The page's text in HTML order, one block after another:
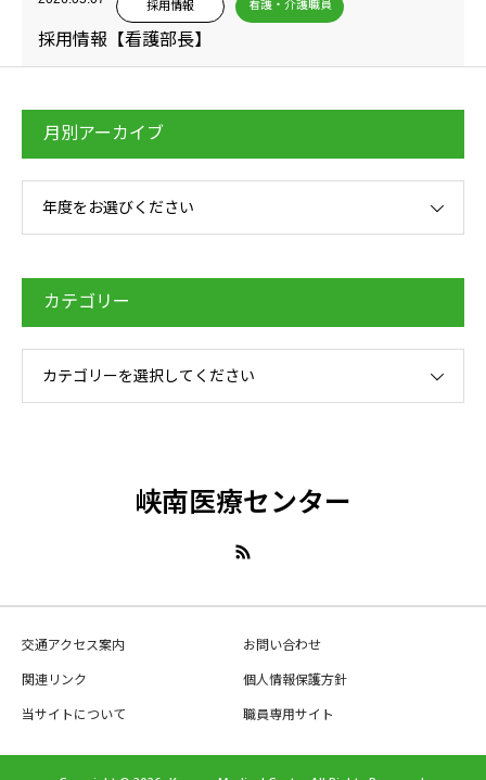
採用情報 看護・介護職員
採用情報【看護部長】
月別アーカイブ
年度をお選びください
カテゴリー
カテゴリーを選択してください
峡南医療センター
交通アクセス案内
お問い合わせ
関連リンク
個人情報保護方針
当サイトについて
職員専用サイト